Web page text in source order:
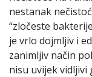
nestanak
“zločeste
je vrlo dojmljiv i
zanimljiv način
nisu uvijek vidljivi